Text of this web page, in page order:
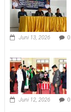
Juni 13, 2026 0
Juni 12, 2026 0